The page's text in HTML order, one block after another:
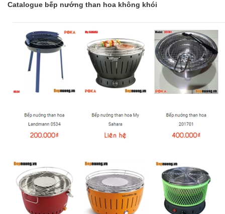
Catalogue bếp nướng than hoa không khói